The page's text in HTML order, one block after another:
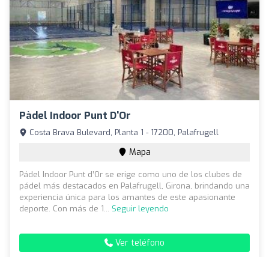
Pàdel Indoor Punt D'Or
Costa Brava Bulevard, Planta 1 - 17200, Palafrugell
Mapa
Pádel Indoor Punt d’Or se erige como uno de los clubes de
pádel más destacados en Palafrugell, Girona, brindando una
experiencia única para los amantes de este apasionante
deporte. Con más de 1... Seguir leyendo
Ver teléfono